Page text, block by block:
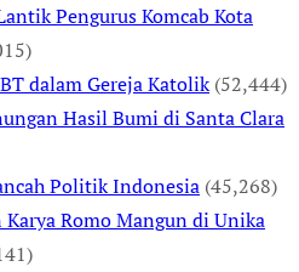
Pengurus Komcab Kota
dalam Gereja Katolik (52,444)
Hasil Bumi di Santa Clara
Politik Indonesia (45,268)
Romo Mangun di Unika